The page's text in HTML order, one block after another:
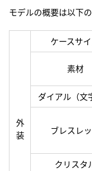
モデルの概要は以下の
外
装
ケースサ
素材
ダイアル（文
ブレスレ
クリスタ